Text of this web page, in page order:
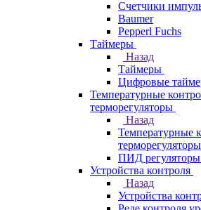
Счетчики
Baumer
Pepperl Fuchs
Таймеры
Назад
Таймеры
Цифровые
Температурные
терморегуляторы
Назад
Температурные
терморегуляторы
ПИД
Устройства контроля
Назад
Устройства